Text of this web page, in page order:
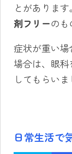
とがありま
剤フリーのも
症状が重い
場合は、眼
してもらいま
日常生活で